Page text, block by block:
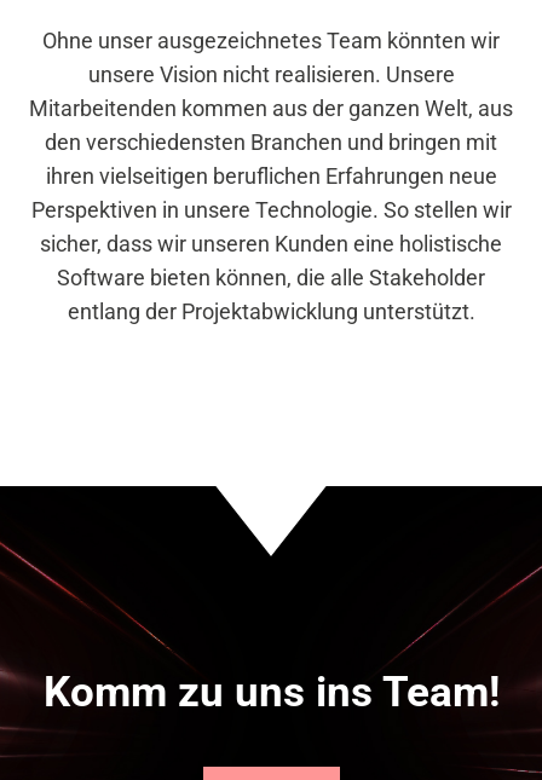
Ohne unser ausgezeichnetes Team könnten wir
unsere Vision nicht realisieren. Unsere
Mitarbeitenden kommen aus der ganzen Welt, aus
den verschiedensten Branchen und bringen mit
ihren vielseitigen beruflichen Erfahrungen neue
Perspektiven in unsere Technologie. So stellen wir
sicher, dass wir unseren Kunden eine holistische
Software bieten können, die alle Stakeholder
entlang der Projektabwicklung unterstützt.
Komm zu uns ins Team!